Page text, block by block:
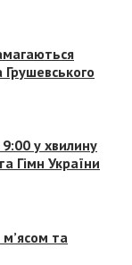
Грушевського
у хвилину
Гімн України
та